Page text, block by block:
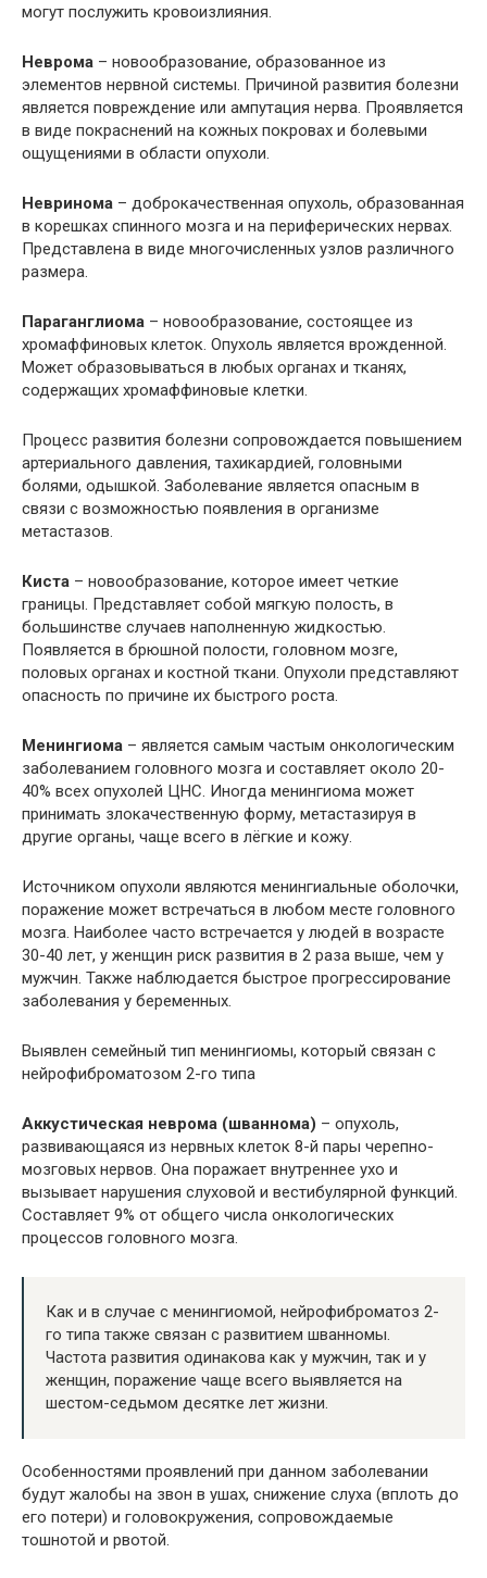
могут послужить кровоизлияния.
Неврома – новообразование, образованное из
элементов нервной системы. Причиной развития болезни
является повреждение или ампутация нерва. Проявляется
в виде покраснений на кожных покровах и болевыми
ощущениями в области опухоли.
Невринома – доброкачественная опухоль, образованная
в корешках спинного мозга и на периферических нервах.
Представлена в виде многочисленных узлов различного
размера.
Параганглиома – новообразование, состоящее из
хромаффиновых клеток. Опухоль является врожденной.
Может образовываться в любых органах и тканях,
содержащих хромаффиновые клетки.
Процесс развития болезни сопровождается повышением
артериального давления, тахикардией, головными
болями, одышкой. Заболевание является опасным в
связи с возможностью появления в организме
метастазов.
Киста – новообразование, которое имеет четкие
границы. Представляет собой мягкую полость, в
большинстве случаев наполненную жидкостью.
Появляется в брюшной полости, головном мозге,
половых органах и костной ткани. Опухоли представляют
опасность по причине их быстрого роста.
Менингиома – является самым частым онкологическим
заболеванием головного мозга и составляет около 20-
40% всех опухолей ЦНС. Иногда менингиома может
принимать злокачественную форму, метастазируя в
другие органы, чаще всего в лёгкие и кожу.
Источником опухоли являются менингиальные оболочки,
поражение может встречаться в любом месте головного
мозга. Наиболее часто встречается у людей в возрасте
30-40 лет, у женщин риск развития в 2 раза выше, чем у
мужчин. Также наблюдается быстрое прогрессирование
заболевания у беременных.
Выявлен семейный тип менингиомы, который связан с
нейрофиброматозом 2-го типа
Аккустическая неврома (шваннома) – опухоль,
развивающаяся из нервных клеток 8-й пары черепно-
мозговых нервов. Она поражает внутреннее ухо и
вызывает нарушения слуховой и вестибулярной функций.
Составляет 9% от общего числа онкологических
процессов головного мозга.
Как и в случае с менингиомой, нейрофиброматоз 2-
го типа также связан с развитием шванномы.
Частота развития одинакова как у мужчин, так и у
женщин, поражение чаще всего выявляется на
шестом-седьмом десятке лет жизни.
Особенностями проявлений при данном заболевании
будут жалобы на звон в ушах, снижение слуха (вплоть до
его потери) и головокружения, сопровождаемые
тошнотой и рвотой.